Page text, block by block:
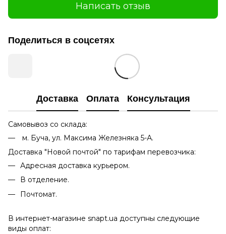
Написать отзыв
Поделиться в соцсетях
Доставка Оплата Консультация
Самовывоз со склада:
м. Буча, ул. Максима Железняка 5-А.
Доставка "Новой почтой" по тарифам перевозчика:
Адресная доставка курьером.
В отделение.
Почтомат.
В интернет-магазине snapt.ua доступны следующие
виды оплат: